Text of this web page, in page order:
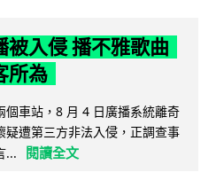
被入侵 播不雅歌曲
所為
個車站，8 月 4 日廣播系統離奇
遭第三方非法入侵，正調查事
...
閱讀全文